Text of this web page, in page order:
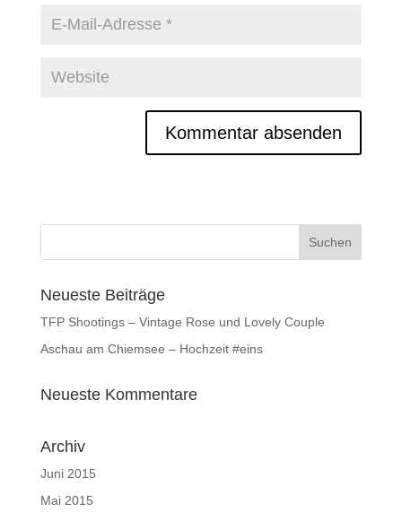
Neueste Beiträge
TFP Shootings – Vintage Rose und Lovely Couple
Aschau am Chiemsee – Hochzeit #eins
Neueste Kommentare
Archiv
Juni 2015
Mai 2015